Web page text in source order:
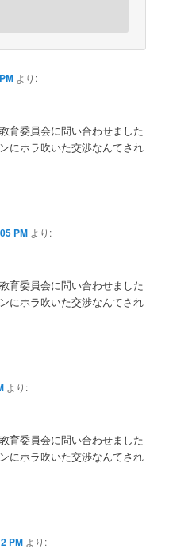
より:
育委員会に問い合わせました
にホラ吹いた交渉なんてされ
PM より:
育委員会に問い合わせました
にホラ吹いた交渉なんてされ
より:
育委員会に問い合わせました
にホラ吹いた交渉なんてされ
PM より: